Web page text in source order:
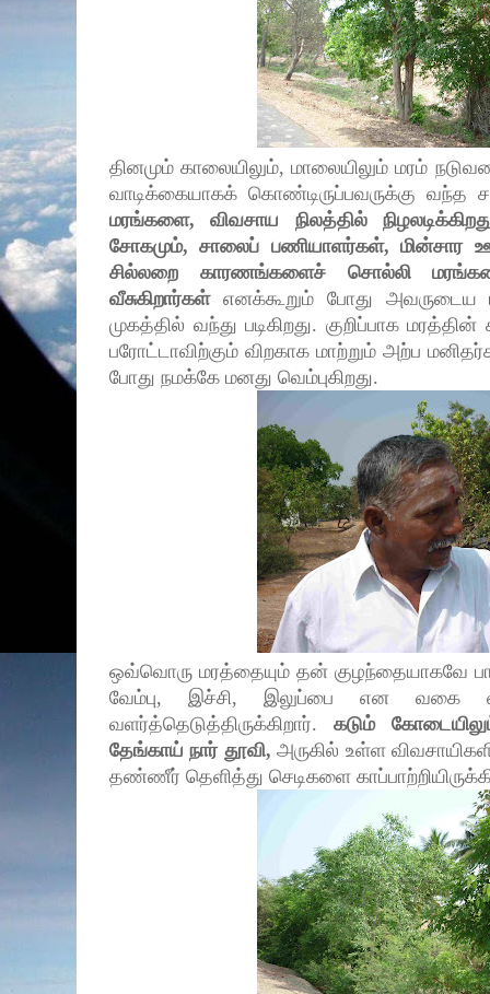
தினமும் காலையிலும், மாலையிலும் மரம்
வாடிக்கையாகக் கொண்டிருப்பவருக்கு
மரங்களை, விவசாய நிலத்தில்
சோகமும், சாலைப் பணியாளர்கள்,
சில்லறை காரணங்களைச் சொல்லி
வீசுகிறார்கள்எனக்கூறும் போது அவருடைய
முகத்தில் வந்து படிகிறது. குறிப்பாக
பரோட்டாவிற்கும் விறகாக மாற்றும் அற்ப
போது நமக்கே மனது வெம்புகிறது.
ஒவ்வொரு மரத்தையும் தன் குழந்தையாகவே
வேம்பு, இச்சி, இலுப்பை என வகை
வளர்த்தெடுத்திருக்கிறார். கடும்
தேங்காய் நார் தூவி, அருகில் உள்ள
தண்ணீர் தெளித்து செடிகளை